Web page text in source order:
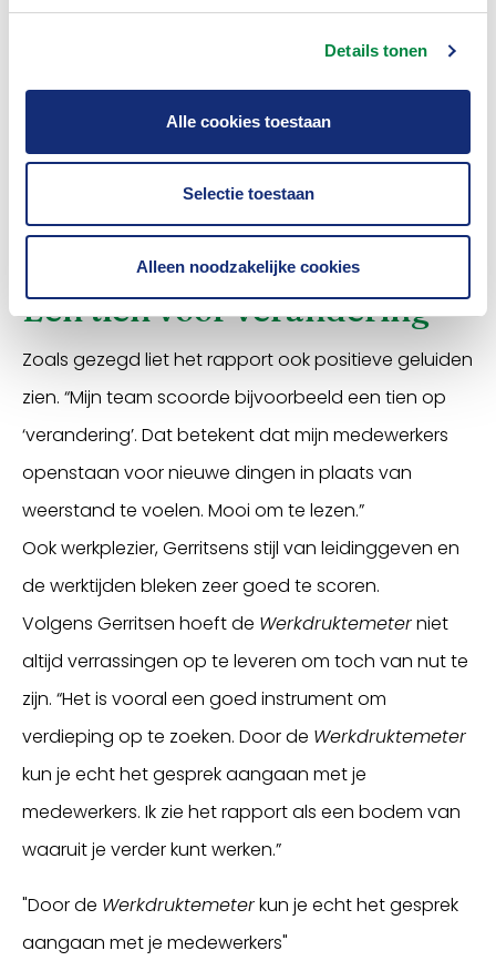
Details tonen
Alle cookies toestaan
Selectie toestaan
Alleen noodzakelijke cookies
zijn team aangaf slecht te slapen. “Zowel een
verrassing als een zorg”, zegt hij. “Want dan kom je in
Een tien voor verandering
Zoals gezegd liet het rapport ook positieve geluiden
zien. “Mijn team scoorde bijvoorbeeld een tien op
‘verandering’. Dat betekent dat mijn medewerkers
openstaan voor nieuwe dingen in plaats van
weerstand te voelen. Mooi om te lezen.”
Ook werkplezier, Gerritsens stijl van leidinggeven en
de werktijden bleken zeer goed te scoren.
Volgens Gerritsen hoeft de Werkdruktemeterniet
altijd verrassingen op te leveren om toch van nut te
zijn. “Het is vooral een goed instrument om
verdieping op te zoeken. Door de Werkdruktemeter
kun je echt het gesprek aangaan met je
medewerkers. Ik zie het rapport als een bodem van
waaruit je verder kunt werken.”
"Door de Werkdruktemeterkun je echt het gesprek
aangaan met je medewerkers"